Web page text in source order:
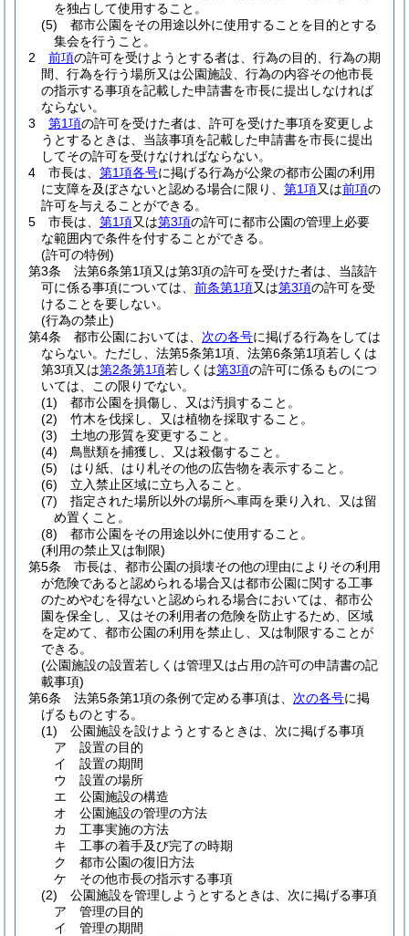
を独占して使用すること。
(5)
都市公園をその用途以外に使用することを目的とする
集会を行うこと。
2
前項の許可を受けようとする者は、行為の目的、行為の期
間、行為を行う場所又は公園施設、行為の内容その他市長
の指示する事項を記載した申請書を市長に提出しなければ
ならない。
3
第1項の許可を受けた者は、許可を受けた事項を変更しよ
うとするときは、当該事項を記載した申請書を市長に提出
してその許可を受けなければならない。
4
市長は、 第1項各号に掲げる行為が公衆の都市公園の利用
に支障を及ぼさないと認める場合に限り、 第1項又は前項の
許可を与えることができる。
5
市長は、 第1項又は第3項の許可に都市公園の管理上必要
な範囲内で条件を付することができる。
(許可の特例)
第3条
法第6条第1項又は第3項の許可を受けた者は、当該許
可に係る事項については、 前条第1項又は第3項の許可を受
けることを要しない。
(行為の禁止)
第4条
都市公園においては、 次の各号に掲げる行為をしては
ならない。 ただし、法第5条第1項、法第6条第1項若しくは
第3項又は第2条第1項若しくは第3項の許可に係るものにつ
いては、この限りでない。
(1)
都市公園を損傷し、又は汚損すること。
(2)
竹木を伐採し、又は植物を採取すること。
(3)
土地の形質を変更すること。
(4)
鳥獣類を捕獲し、又は殺傷すること。
(5)
はり紙、はり札その他の広告物を表示すること。
(6)
立入禁止区域に立ち入ること。
(7)
指定された場所以外の場所へ車両を乗り入れ、又は留
め置くこと。
(8)
都市公園をその用途以外に使用すること。
(利用の禁止又は制限)
第5条
市長は、都市公園の損壊その他の理由によりその利用
が危険であると認められる場合又は都市公園に関する工事
のためやむを得ないと認められる場合においては、都市公
園を保全し、又はその利用者の危険を防止するため、区域
を定めて、都市公園の利用を禁止し、又は制限することが
できる。
(公園施設の設置若しくは管理又は占用の許可の申請書の記
載事項)
第6条
法第5条第1項の条例で定める事項は、 次の各号に掲
げるものとする。
(1)
公園施設を設けようとするときは、次に掲げる事項
ア
設置の目的
イ
設置の期間
ウ
設置の場所
エ
公園施設の構造
オ
公園施設の管理の方法
カ
工事実施の方法
キ
工事の着手及び完了の時期
ク
都市公園の復旧方法
ケ
その他市長の指示する事項
(2)
公園施設を管理しようとするときは、次に掲げる事項
ア
管理の目的
イ
管理の期間